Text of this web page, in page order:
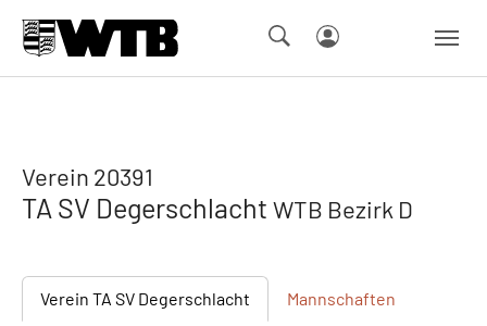
Verein 20391
TA SV Degerschlacht WTB Bezirk D
Verein TA SV Degerschlacht Mannschaften